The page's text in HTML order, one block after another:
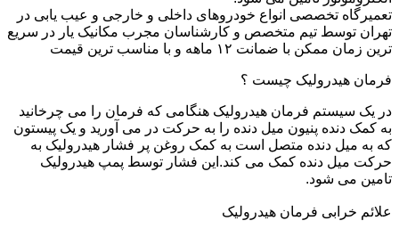
تعمیرگاه تخصصی انواع خودروهای داخلی و خارجی و عیب یابی در
تهران توسط تیم متخصص و کارشناسان مجرب مکانیک یار در سریع
ترین زمان ممکن با ضمانت ۱۲ ماهه و با مناسب ترین قیمت
فرمان هیدرولیک چیست ؟
در یک سیستم فرمان هیدرولیک هنگامی که فرمان را می چرخانید
به کمک دنده پنیون میل دنده را به حرکت در می آورید و یک پیستون
که به میل دنده متصل است به کمک روغن پر فشار هیدرولیک به
حرکت میل دنده کمک می کند.این فشار توسط پمپ هیدرولیک
تامین می شود.
علائم خرابی فرمان هیدرولیک